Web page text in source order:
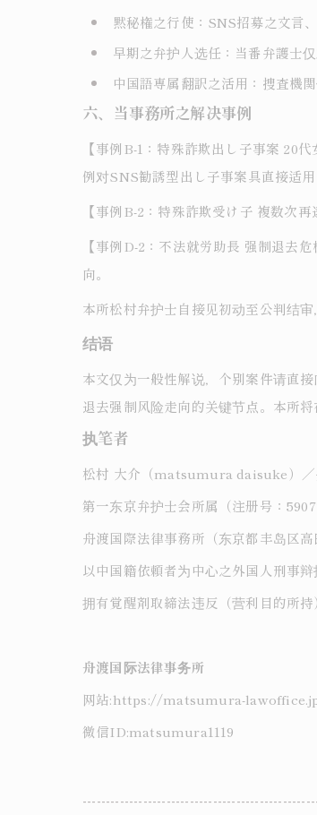
黙秘権之行使：SNS招募之文言
早期之弁护人选任：当番弁護士
中国語専属翻訳之活用：捜査機
六、当事務所之解决事例
【事例B-1：特殊詐欺出し子事案 20
例对SNS勧誘型出し子事案具直接适用
【事例B-2：特殊詐欺受け子 複数次
【事例D-2：不法就労助長 强制退去
向。
本所松村弁护士自接见初动至公判结
结语
本文仅为一般性解说，个别案件请直
退去强制风险走向的关键节点。本所
执笔者
松村 大介（matsumura daisuke）／
第一东京弁护士会所属（注册号：
舟渡国際法律事務所（东京都丰岛区高
以中国籍依頼者为中心之外国人刑事
拥有覚醒剤取締法违反（营利目的所
舟渡国际法律事务所
网站:https://matsumura-
微信ID:matsumura1119